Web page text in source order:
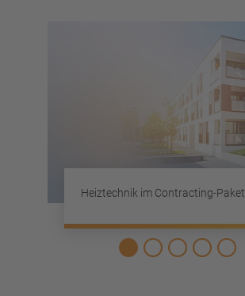
Heiztechnik im Contracting-Paket